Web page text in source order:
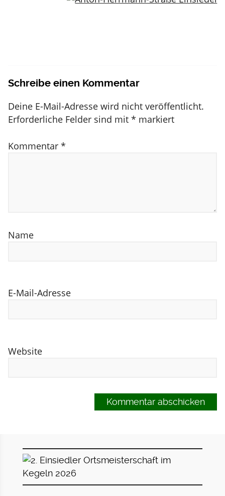
Schreibe einen Kommentar
Deine E-Mail-Adresse wird nicht veröffentlicht.
Erforderliche Felder sind mit * markiert
Kommentar *
Name
E-Mail-Adresse
Website